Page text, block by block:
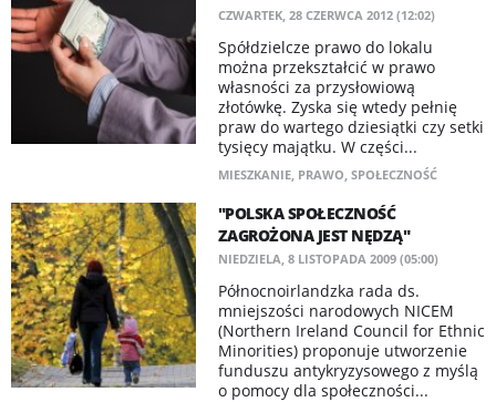
CZWARTEK, 28 CZERWCA 2012 (12:02)
Spółdzielcze prawo do lokalu
można przekształcić w prawo
własności za przysłowiową
złotówkę. Zyska się wtedy pełnię
praw do wartego dziesiątki czy setki
tysięcy majątku. W części...
MIESZKANIE, PRAWO, SPOŁECZNOŚĆ
"POLSKA SPOŁECZNOŚĆ
ZAGROŻONA JEST NĘDZĄ"
NIEDZIELA, 8 LISTOPADA 2009 (05:00)
Północnoirlandzka rada ds.
mniejszości narodowych NICEM
(Northern Ireland Council for Ethnic
Minorities) proponuje utworzenie
funduszu antykryzysowego z myślą
o pomocy dla społeczności...